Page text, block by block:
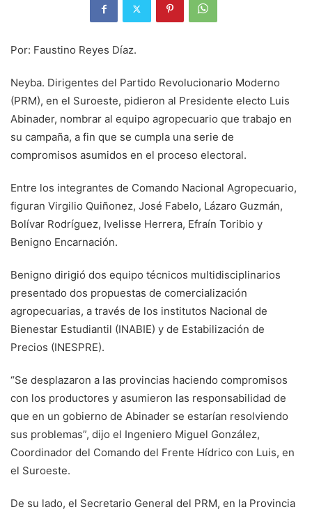
Por: Faustino Reyes Díaz.
Neyba. Dirigentes del Partido Revolucionario Moderno
(PRM), en el Suroeste, pidieron al Presidente electo Luis
Abinader, nombrar al equipo agropecuario que trabajo en
su campaña, a fin que se cumpla una serie de
compromisos asumidos en el proceso electoral.
Entre los integrantes de Comando Nacional Agropecuario,
figuran Virgilio Quiñonez, José Fabelo, Lázaro Guzmán,
Bolívar Rodríguez, Ivelisse Herrera, Efraín Toribio y
Benigno Encarnación.
Benigno dirigió dos equipo técnicos multidisciplinarios
presentado dos propuestas de comercialización
agropecuarias, a través de los institutos Nacional de
Bienestar Estudiantil (INABIE) y de Estabilización de
Precios (INESPRE).
“Se desplazaron a las provincias haciendo compromisos
con los productores y asumieron las responsabilidad de
que en un gobierno de Abinader se estarían resolviendo
sus problemas”, dijo el Ingeniero Miguel González,
Coordinador del Comando del Frente Hídrico con Luis, en
el Suroeste.
De su lado, el Secretario General del PRM, en la Provincia